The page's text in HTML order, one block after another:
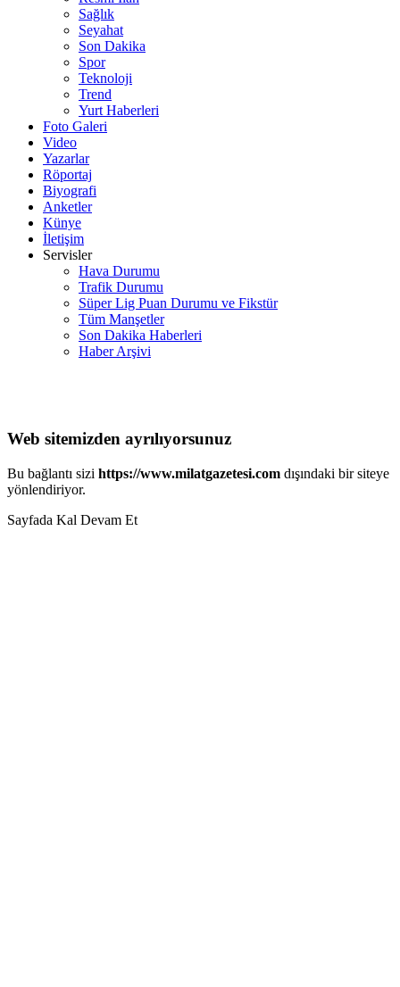
Sağlık
Seyahat
Son Dakika
Spor
Teknoloji
Trend
Yurt Haberleri
Foto Galeri
Video
Yazarlar
Röportaj
Biyografi
Anketler
Künye
İletişim
Servisler
Hava Durumu
Trafik Durumu
Süper Lig Puan Durumu ve Fikstür
Tüm Manşetler
Son Dakika Haberleri
Haber Arşivi
Web sitemizden ayrılıyorsunuz
Bu bağlantı sizi https://www.milatgazetesi.com dışındaki bir siteye
yönlendiriyor.
Sayfada Kal Devam Et